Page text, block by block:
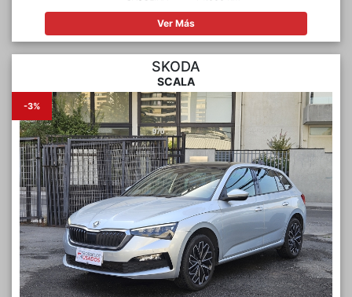
Ver Más
SKODA
SCALA
-3%